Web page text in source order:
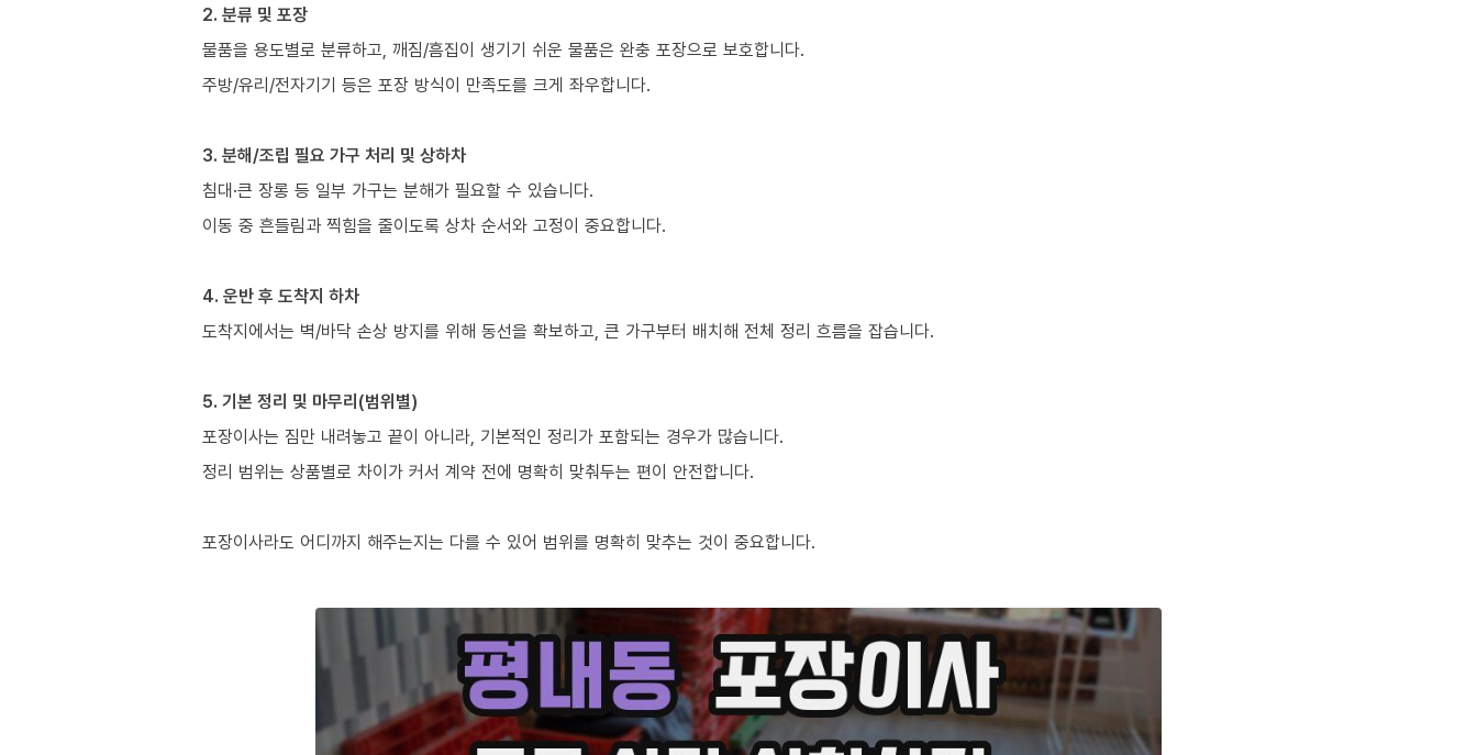
2. 분류 및 포장
물품을 용도별로 분류하고, 깨짐/흠집이 생기기 쉬운 물품은 완충 포장으로 보호합니다.
주방/유리/전자기기 등은 포장 방식이 만족도를 크게 좌우합니다.
3. 분해/조립 필요 가구 처리 및 상하차
침대·큰 장롱 등 일부 가구는 분해가 필요할 수 있습니다.
이동 중 흔들림과 찍힘을 줄이도록 상차 순서와 고정이 중요합니다.
4. 운반 후 도착지 하차
도착지에서는 벽/바닥 손상 방지를 위해 동선을 확보하고, 큰 가구부터 배치해 전체 정리 흐름을 잡습니다.
5. 기본 정리 및 마무리(범위별)
포장이사는 짐만 내려놓고 끝이 아니라, 기본적인 정리가 포함되는 경우가 많습니다.
정리 범위는 상품별로 차이가 커서 계약 전에 명확히 맞춰두는 편이 안전합니다.
포장이사라도 어디까지 해주는지는 다를 수 있어 범위를 명확히 맞추는 것이 중요합니다.